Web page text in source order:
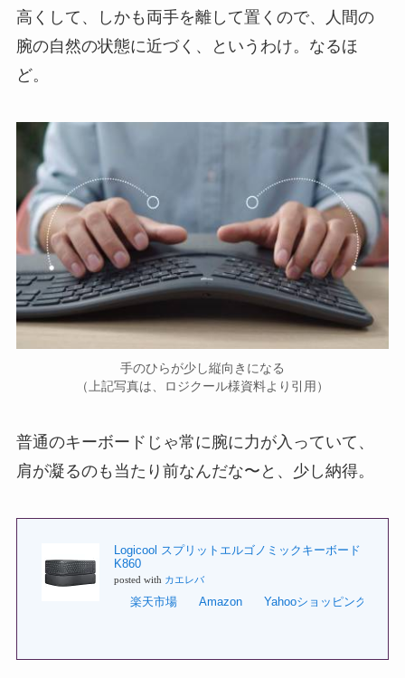
高くして、しかも両手を離して置くので、人間の
腕の自然の状態に近づく、というわけ。なるほ
ど。
手のひらが少し縦向きになる
（上記写真は、ロジクール様資料より引用）
普通のキーボードじゃ常に腕に力が入っていて、
肩が凝るのも当たり前なんだな〜と、少し納得。
Logicool スプリットエルゴノミックキーボード
K860
posted with カエレバ
楽天市場 Amazon Yahooショッピング